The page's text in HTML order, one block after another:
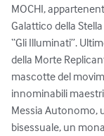
MOCHI,
Galattico della
“Gli Illuminati”.
della Morte
mascotte del
innominabili
Messia Autonomo,
bisessuale, un